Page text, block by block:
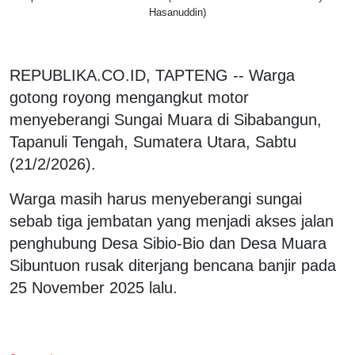
Hasanuddin)
REPUBLIKA.CO.ID, TAPTENG -- Warga
gotong royong mengangkut motor
menyeberangi Sungai Muara di Sibabangun,
Tapanuli Tengah, Sumatera Utara, Sabtu
(21/2/2026).
Warga masih harus menyeberangi sungai
sebab tiga jembatan yang menjadi akses jalan
penghubung Desa Sibio-Bio dan Desa Muara
Sibuntuon rusak diterjang bencana banjir pada
25 November 2025 lalu.